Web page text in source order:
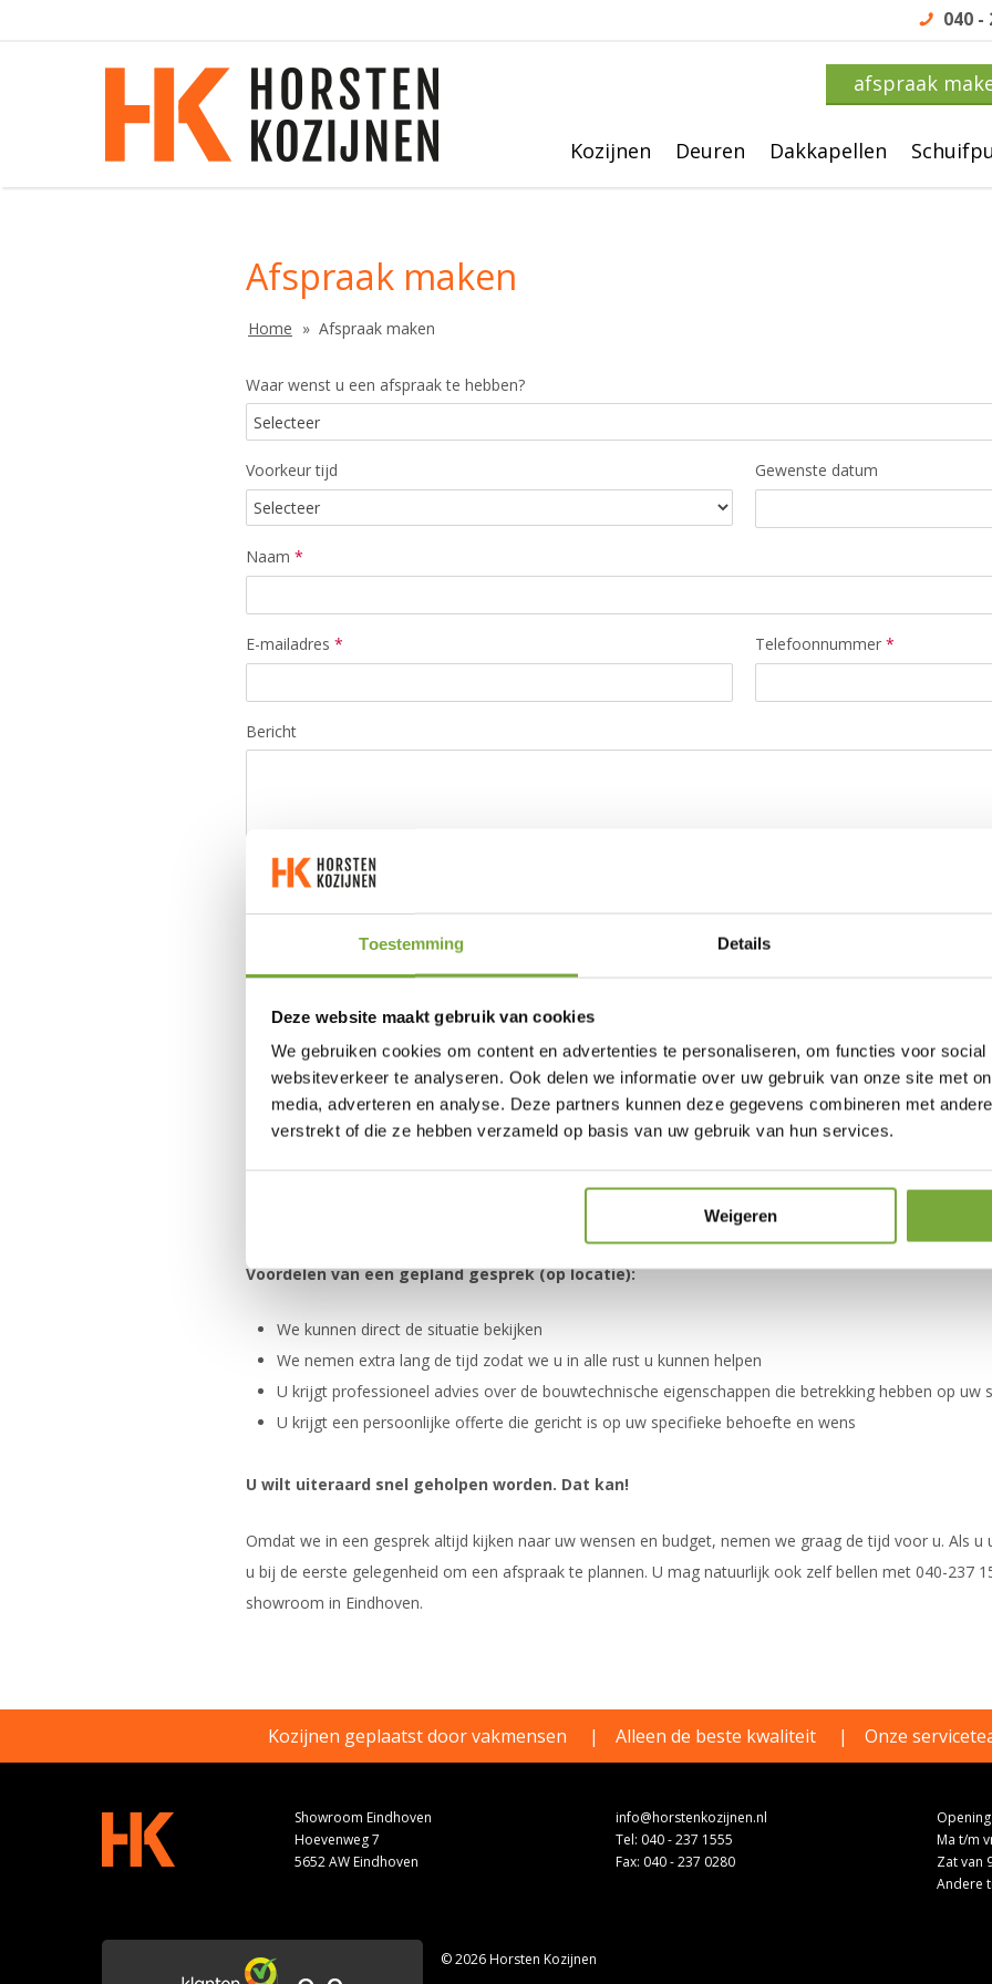
Toestemming Details
Deze website maakt gebruik van cookies
We gebruiken cookies om content en advertenties te personaliseren, om functies voor
websiteverkeer te analyseren. Ook delen we informatie over uw gebruik van onze site met
media, adverteren en analyse. Deze partners kunnen deze gegevens combineren met
verstrekt of die ze hebben verzameld op basis van uw gebruik van hun services.
Weigeren
040 -
afspraak
Kozijnen Deuren Dakkapellen
Afspraak maken
Home Afspraak maken
Waar wenst u een afspraak te hebben?
Voorkeur tijd Gewenste datum
Naam *
E-mailadres * Telefoonnummer *
Bericht
bericht versturen
We kijken samen met u naar uw wensen
We kijken naar welke mogelijkheden en stijlen er zijn voor uw wens
We spreken samen met u de technische aspecten door, waar moeten we rekening mee houden
We eindigen met hoe het totaalplaatje er uit zou kunnen zien en in welk termijn u de gegevens
Voordelen van een gepland gesprek (op locatie):
We kunnen direct de situatie bekijken
We nemen extra lang de tijd zodat we u in alle rust u kunnen helpen
U krijgt professioneel advies over de bouwtechnische eigenschappen die betrekking hebben op uw
U krijgt een persoonlijke offerte die gericht is op uw specifieke behoefte en wens
U wilt uiteraard snel geholpen worden. Dat kan!
Omdat we in een gesprek altijd kijken naar uw wensen en budget, nemen we graag de tijd voor u. Als
u bij de eerste gelegenheid om een afspraak te plannen. U mag natuurlijk ook zelf bellen met 040-237
showroom in Eindhoven.
Kozijnen geplaatst door vakmensen Alleen de beste kwaliteit Onze
Showroom Eindhoven
Hoevenweg 7
5652 AW Eindhoven
info@horstenkozijnen.nl
Tel: 040 - 237 1555
Fax: 040 - 237 0280
Ma t/m
Zat van
Andere
© 2026 Horsten Kozijnen